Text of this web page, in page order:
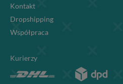
Kontakt
Dropshipping
Współpraca
Kurierzy